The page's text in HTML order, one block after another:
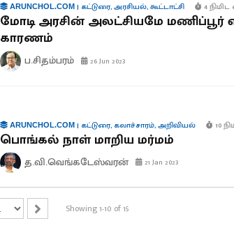
ARUNCHOL.COM| கட்டுரை,அரசியல்,கூட்டாட்சி 4 நிமிட
மோடி அரசின் அலட்சியமே மணிப்பூர்
காரணம்
ப.சிதம்பரம் 26 Jun 2023
ARUNCHOL.COM| கட்டுரை, கலாச்சாரம்,அறிவியல் 10
பொங்கல் நாள் மாறிய மர்மம்
த.வி.வெங்கடேஸ்வரன் 21 Jan 2023
Showing 1-10 of 15